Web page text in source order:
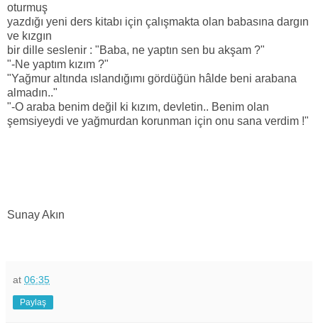
oturmuş
yazdığı yeni ders kitabı için çalışmakta olan babasına dargın
ve kızgın
bir dille seslenir : "Baba, ne yaptın sen bu akşam ?"
"-Ne yaptım kızım ?"
"Yağmur altında ıslandığımı gördüğün hâlde beni arabana
almadın.."
"-O araba benim değil ki kızım, devletin.. Benim olan
şemsiyeydi ve yağmurdan korunman için onu sana verdim !"
Sunay Akın
at 06:35
Paylaş